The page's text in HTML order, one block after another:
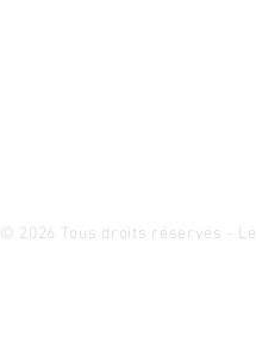
amoureux des arts
© 2026 Tous droits réservés -